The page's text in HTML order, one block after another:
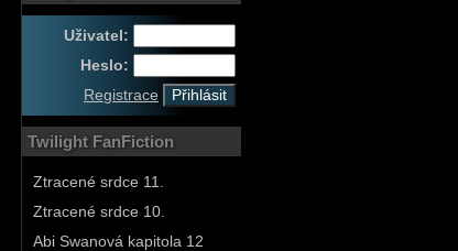
Uživatel:
Heslo:
Registrace
Twilight FanFiction
Ztracené srdce 11.
Ztracené srdce 10.
Abi Swanová kapitola 12